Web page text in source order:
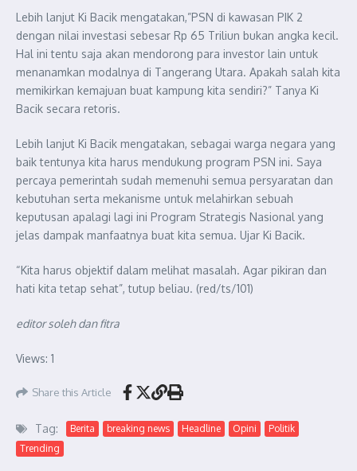
Lebih lanjut Ki Bacik mengatakan,”PSN di kawasan PIK 2
dengan nilai investasi sebesar Rp 65 Triliun bukan angka kecil.
Hal ini tentu saja akan mendorong para investor lain untuk
menanamkan modalnya di Tangerang Utara. Apakah salah kita
memikirkan kemajuan buat kampung kita sendiri?” Tanya Ki
Bacik secara retoris.
Lebih lanjut Ki Bacik mengatakan, sebagai warga negara yang
baik tentunya kita harus mendukung program PSN ini. Saya
percaya pemerintah sudah memenuhi semua persyaratan dan
kebutuhan serta mekanisme untuk melahirkan sebuah
keputusan apalagi lagi ini Program Strategis Nasional yang
jelas dampak manfaatnya buat kita semua. Ujar Ki Bacik.
“Kita harus objektif dalam melihat masalah. Agar pikiran dan
hati kita tetap sehat”, tutup beliau. (red/ts/101)
editor soleh dan fitra
Views: 1
Share this Article
Tag: Berita breaking news Headline Opini
Politik
Trending